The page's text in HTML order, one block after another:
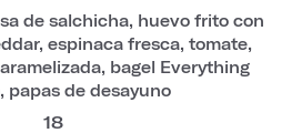
de salchicha, huevo frito con
espinaca fresca, tomate,
bagel Everything
papas de desayuno
18